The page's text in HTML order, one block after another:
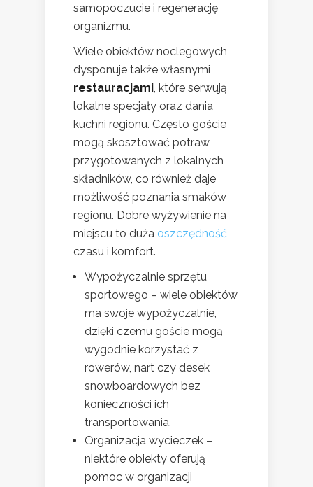
samopoczucie i regenerację
organizmu.
Wiele obiektów noclegowych
dysponuje także własnymi
restauracjami , które serwują
lokalne specjały oraz dania
kuchni regionu. Często goście
mogą skosztować potraw
przygotowanych z lokalnych
składników, co również daje
możliwość poznania smaków
regionu. Dobre wyżywienie na
miejscu to duża oszczędność
czasu i komfort.
Wypożyczalnie sprzętu
sportowego – wiele obiektów
ma swoje wypożyczalnie,
dzięki czemu goście mogą
wygodnie korzystać z
rowerów, nart czy desek
snowboardowych bez
konieczności ich
transportowania.
Organizacja wycieczek –
niektóre obiekty oferują
pomoc w organizacji